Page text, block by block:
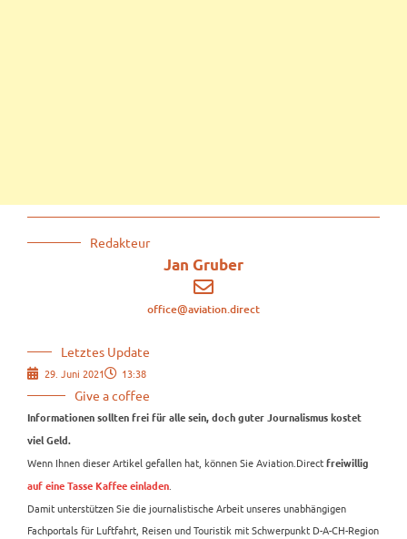
Redakteur
Jan Gruber
office@aviation.direct
Letztes Update
29. Juni 2021 13:38
Give a coffee
Informationen sollten frei für alle sein, doch guter Journalismus kostet
viel Geld.
Wenn Ihnen dieser Artikel gefallen hat, können Sie Aviation.Direct freiwillig
auf eine Tasse Kaffee einladen
Damit unterstützen Sie die journalistische Arbeit unseres unabhängigen
Fachportals für Luftfahrt, Reisen und Touristik mit Schwerpunkt D-A-CH-Region